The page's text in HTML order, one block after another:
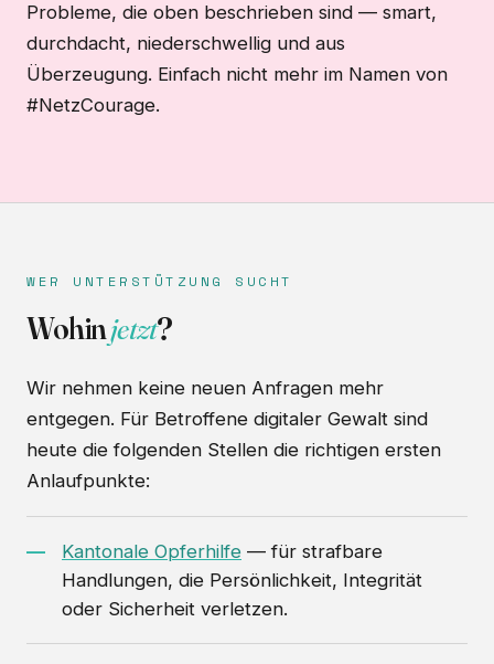
Probleme, die oben beschrieben sind — smart,
durchdacht, niederschwellig und aus
Überzeugung. Einfach nicht mehr im Namen von
#NetzCourage.
WER UNTERSTÜTZUNG SUCHT
Wohinjetzt?
Wir nehmen keine neuen Anfragen mehr
entgegen. Für Betroffene digitaler Gewalt sind
heute die folgenden Stellen die richtigen ersten
Anlaufpunkte:
Kantonale Opferhilfe — für strafbare
Handlungen, die Persönlichkeit, Integrität
oder Sicherheit verletzen.